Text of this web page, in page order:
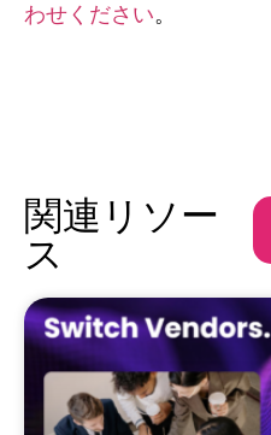
わせください。
関連リソー
ス